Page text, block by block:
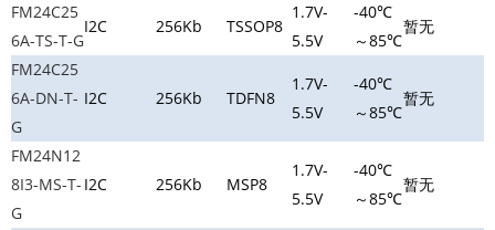
FM24C25
6A-TS-T-G
I2C 256Kb TSSOP8
1.7V-
5.5V
-40℃
～85℃
暂无
FM24C25
6A-DN-T-
G
I2C 256Kb TDFN8
1.7V-
5.5V
-40℃
～85℃
暂无
FM24N12
8I3-MS-T-
G
I2C 256Kb MSP8
1.7V-
5.5V
-40℃
～85℃
暂无